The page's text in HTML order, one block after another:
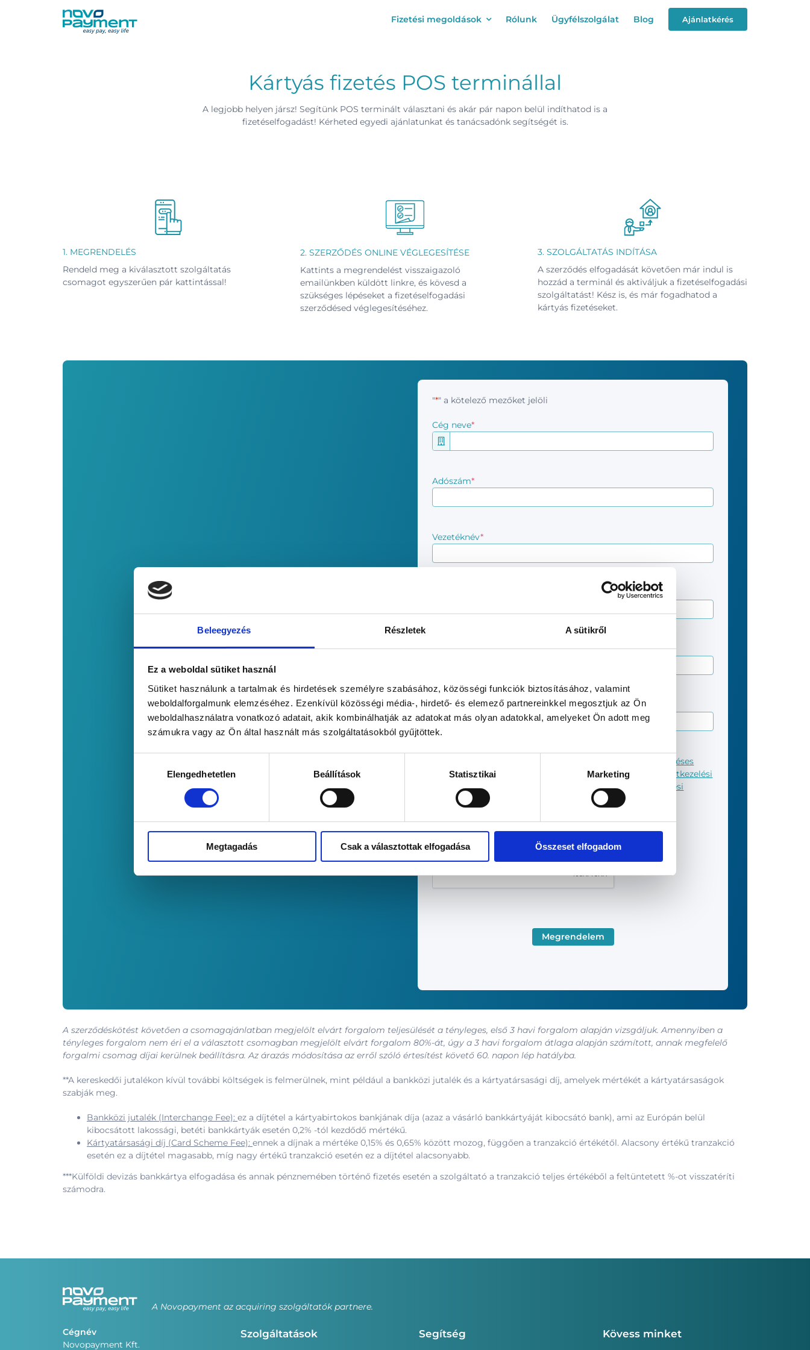
Beleegyezés Részletek A sütikről
Ez a weboldal sütiket használ
Sütiket használunk a tartalmak és hirdetések személyre szabásához, közösségi funkciók biztosításához, valamint
weboldalforgalmunk elemzéséhez. Ezenkívül közösségi média-, hirdető- és elemező partnereinkkel megosztjuk az Ön
weboldalhasználatra vonatkozó adatait, akik kombinálhatják az adatokat más olyan adatokkal, amelyeket Ön adott meg
számukra vagy az Ön által használt más szolgáltatásokból gyűjtöttek.
kiválasztásaElengedhetetlen Beállítások Statisztikai Marketing
Megtagadás Csak a választottak elfogadása Összeset elfogadom
Fizetési megoldások
Rólunk Ügyfélszolgálat Blog Ajánlatkérés
Kártyás fizetés POS terminállal
A legjobb helyen jársz! Segítünk POS terminált választani és akár pár napon belül indíthatod is a
fizetéselfogadást! Kérheted egyedi ajánlatunkat és tanácsadónk segítségét is.
1. MEGRENDELÉS
Rendeld meg a kiválasztott szolgáltatás
csomagot egyszerűen pár kattintással!
2. SZERZŐDÉS ONLINE VÉGLEGESÍTÉSE
Kattints a megrendelést visszaigazoló
emailünkben küldött linkre, és kövesd a
szükséges lépéseket a fizetéselfogadási
szerződésed véglegesítéséhez.
3. SZOLGÁLTATÁS INDÍTÁSA
A szerződés elfogadását követően már indul is
hozzád a terminál és aktiváljuk a fizetéselfogadási
szolgáltatást! Kész is, és már fogadhatod a
kártyás fizetéseket.
"*" a kötelező mezőket jelöli
Cég neve*
Adószám*
Vezetéknév*
E-mail*
Telefonszám*
adatkezelési
tájékoztató*
Szerződéses
kapcsolattartásra kijelölt személyekkel kapcsolatos adatkezelési
tájékoztatóját
Ügyfelekkel kapcsolatos adatkezelési
tájékoztatóját
CAPTCHA
A szerződéskötést követően a csomagajánlatban megjelölt elvárt forgalom teljesülését a tényleges, első 3 havi forgalom alapján vizsgáljuk. Amennyiben a
tényleges forgalom nem éri el a választott csomagban megjelölt elvárt forgalom 80%-át, úgy a 3 havi forgalom átlaga alapján számított, annak megfelelő
forgalmi csomag díjai kerülnek beállításra. Az árazás módosítása az erről szóló értesítést követő 60. napon lép hatályba.
**A kereskedői jutalékon kívül további költségek is felmerülnek, mint például a bankközi jutalék és a kártyatársasági díj, amelyek mértékét a kártyatársaságok
szabják meg.
Bankközi jutalék (Interchange Fee): ez a díjtétel a kártyabirtokos bankjának díja (azaz a vásárló bankkártyáját kibocsátó bank), ami az Európán belül
kibocsátott lakossági, betéti bankkártyák esetén 0,2% -tól kezdődő mértékű.
Kártyatársasági díj (Card Scheme Fee): ennek a díjnak a mértéke 0,15% és 0,65% között mozog, függően a tranzakció értékétől. Alacsony értékű tranzakció
esetén ez a díjtétel magasabb, míg nagy értékű tranzakció esetén ez a díjtétel alacsonyabb.
***Külföldi devizás bankkártya elfogadása és annak pénznemében történő fizetés esetén a szolgáltató a tranzakció teljes értékéből a feltüntetett %-ot visszatéríti
számodra.
A Novopayment az acquiring szolgáltatók partnere.
Cégnév
Novopayment Kft.
Szolgáltatások Segítség Kövess minket